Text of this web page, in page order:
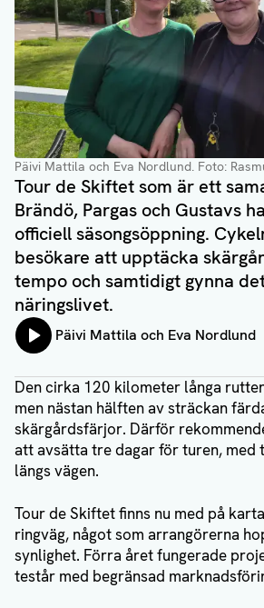
Päivi Mattila och Eva Nordlund. Foto:
Tour de Skiftet som är ett
Brändö, Pargas och Gustavs
officiell säsongsöppning.
besökare att upptäcka
tempo och samtidigt gynna
näringslivet.
Lyssna på:
Päivi Mattila och Eva Nordlund
Den cirka 120 kilometer långa
men nästan hälften av sträckan
skärgårdsfärjor. Därför
att avsätta tre dagar för turen, med
längs vägen.
Tour de Skiftet finns nu med på
ringväg, något som arrangörerna
synlighet. Förra året fungerade
testår med begränsad